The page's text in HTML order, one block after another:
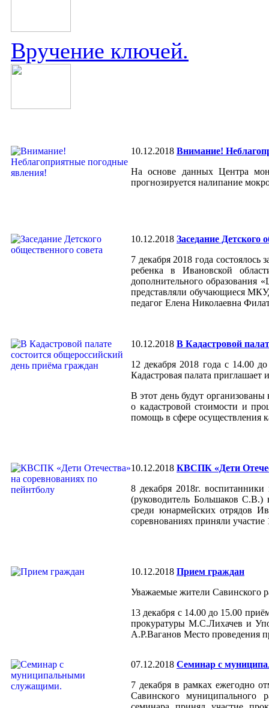
Вручение ключей.
10.12.2018 Внимание!
На основе данных Центра
прогнозируется налипание
10.12.2018 Заседание Детского
7 декабря 2018 года
ребенка в Ивановской
дополнительного образования
представляли обучающиеся
педагог Елена Николаевна
10.12.2018 В Кадастровой
12 декабря 2018 года с 14.00
Кадастровая палата
В этот день будут организованы
о кадастровой стоимости и
помощь в сфере осуществления
10.12.2018 КВСПК «Дети
8 декабря 2018г. воспитанники
(руководитель Большаков С.В.)
среди юнармейских отрядов
соревнованиях приняли
10.12.2018 Прием граждан
Уважаемые жители Савинского
13 декабря с 14.00 до 15.00
прокуратуры М.С.Лихачев и
А.Р.Ваганов Место проведения
07.12.2018 Cеминар с
7 декабря в рамках ежегодно
Савинского